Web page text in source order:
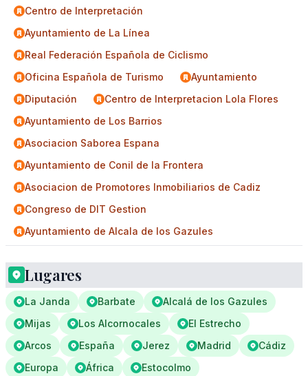
Centro de Interpretación
Ayuntamiento de La Línea
Real Federación Española de Ciclismo
Oficina Española de Turismo
Ayuntamiento
Diputación
Centro de Interpretacion Lola Flores
Ayuntamiento de Los Barrios
Asociacion Saborea Espana
Ayuntamiento de Conil de la Frontera
Asociacion de Promotores Inmobiliarios de Cadiz
Congreso de DIT Gestion
Ayuntamiento de Alcala de los Gazules
Lugares
La Janda Barbate
Alcalá de los Gazules
Mijas
Los Alcornocales
El Estrecho
Arcos
España Jerez Madrid
Cádiz
Europa
África
Estocolmo